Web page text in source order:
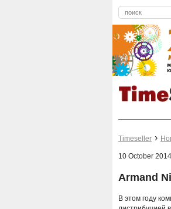
Timeseller
10 October 2014
Armand
В этом году